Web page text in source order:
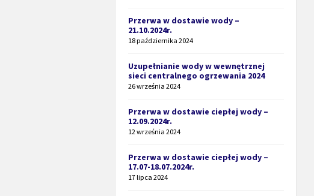
Przerwa w dostawie wody –
21.10.2024r.
18 października 2024
Uzupełnianie wody w wewnętrznej
sieci centralnego ogrzewania 2024
26 września 2024
Przerwa w dostawie ciepłej wody –
12.09.2024r.
12 września 2024
Przerwa w dostawie ciepłej wody –
17.07-18.07.2024r.
17 lipca 2024